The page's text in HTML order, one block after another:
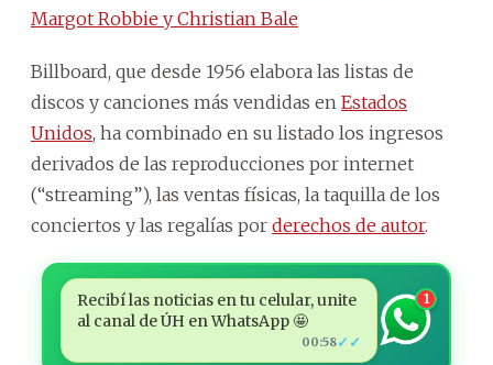
Margot Robbie y Christian Bale
Billboard, que desde 1956 elabora las listas de
discos y canciones más vendidas en Estados
Unidos, ha combinado en su listado los ingresos
derivados de las reproducciones por internet
(“streaming”), las ventas físicas, la taquilla de los
conciertos y las regalías por derechos de autor.
Recibí las noticias en tu celular, unite
al canal de ÚH en WhatsApp 🤩
00:58✓✓
1